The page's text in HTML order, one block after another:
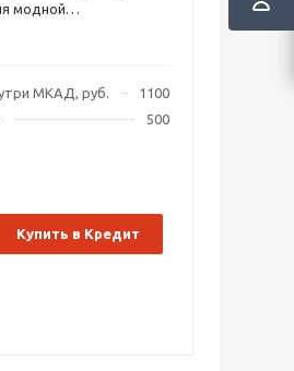
модной
оттенок
МКАД, руб.
1100
500
Купить в Кредит